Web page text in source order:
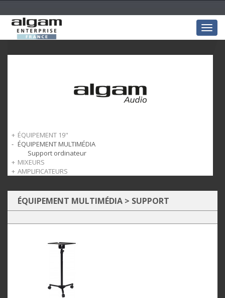
ÉQUIPEMENT 19"
Armoires Rack
Portes
Panneau arrière
Panneaux d'obturation
Plateaux rackables
Tiroirs rackables
ÉQUIPEMENT MULTIMÉDIA
Support ordinateur
MIXEURS
Mixeurs audio
AMPLIFICATEURS
ÉQUIPEMENT MULTIMÉDIA > SUPPORT
ORDINATEUR